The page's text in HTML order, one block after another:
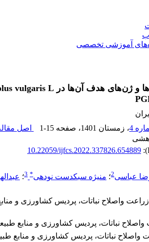
آموزشی تخصصی
، زمستان 1401 ، صفحه 1-15
اصل
10.22059/ijfcs.2022.337826.654889
عباسی2؛ منیژه سبکدست نودهی*
3؛
واصلاح نباتات، پردیس کشاورزی و
واصلاح نباتات، پردیس کشاورزی و منابع
واصلاح نباتات، پردیس کشاورزی و منابع